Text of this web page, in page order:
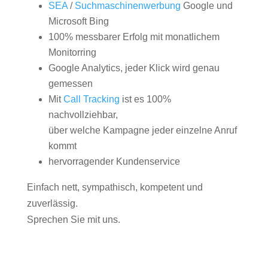
SEA/ Suchmaschinenwerbung Google und
Microsoft Bing
100% messbarer Erfolg mit monatlichem
Monitorring
Google Analytics, jeder Klick wird genau
gemessen
MitCall Tracking ist es 100%
nachvollziehbar,
über welche Kampagne jeder einzelne Anruf
kommt
hervorragender Kundenservice
Einfach nett, sympathisch, kompetent und
zuverlässig.
Sprechen Sie mit uns.